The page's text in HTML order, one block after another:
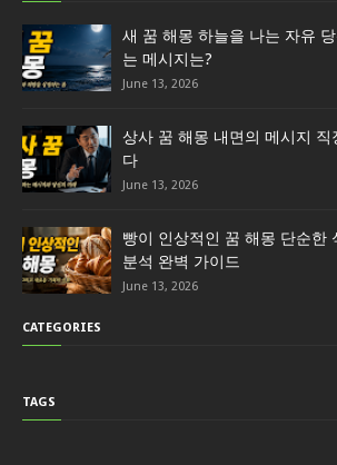
새 꿈 해몽 하늘을 나는 자유
는 메시지는?
June 13, 2026
상사 꿈 해몽 내면의 메시지 직
다
June 13, 2026
빵이 인상적인 꿈 해몽 단순한
분석 완벽 가이드
June 13, 2026
CATEGORIES
TAGS